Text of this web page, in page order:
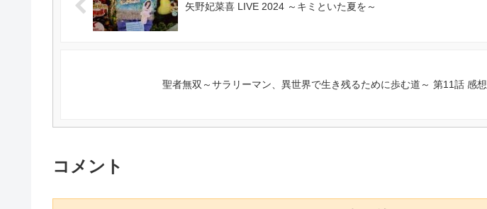
矢野妃菜喜 LIVE 2024 ～キミといた夏を～
聖者無双～サラリーマン、異世界で生き残るために歩む道～ 第11話 感想
コメント